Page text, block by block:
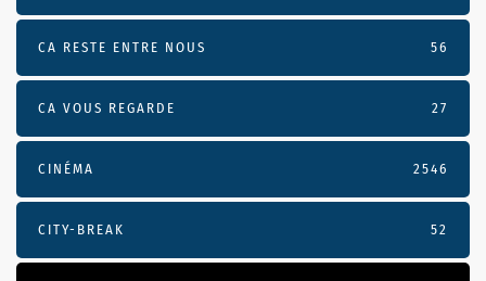
CA RESTE ENTRE NOUS 56
CA VOUS REGARDE 27
CINÉMA 2546
CITY-BREAK 52